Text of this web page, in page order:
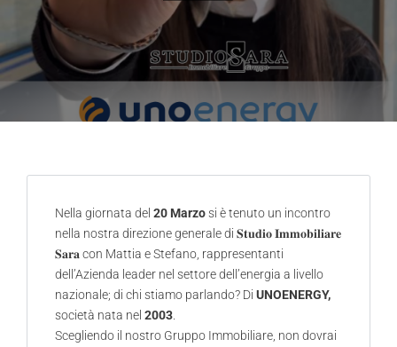
Nella giornata del20 Marzosi è tenuto un incontro
nella nostra direzione generale di 𝐒𝐭𝐮𝐝𝐢𝐨 𝐈𝐦𝐦𝐨𝐛𝐢𝐥𝐢𝐚𝐫𝐞
𝐒𝐚𝐫𝐚 con Mattia e Stefano, rappresentanti
dell’Azienda leader nel settore dell’energia a livello
nazionale; di chi stiamo parlando? DiUNOENERGY,
società nata nel2003.
Scegliendo il nostro Gruppo Immobiliare, non dovrai